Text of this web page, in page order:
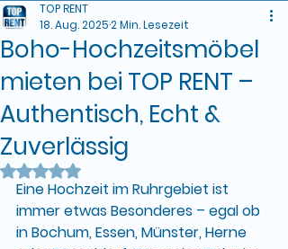
Boho-Hochzeitsmöbel
mieten bei TOP RENT –
Authentisch, Echt &
Zuverlässig
TOP RENT
18. Aug. 20252 Min. Lesezeit
Mit NaN von 5 Sternen bewertet.
Eine Hochzeit im Ruhrgebiet ist
immer etwas Besonderes – egal ob
in Bochum, Essen, Münster, Herne